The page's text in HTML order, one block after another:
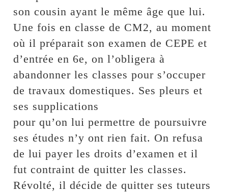
son cousin ayant le même âge que lui.
Une fois en classe de CM2, au moment
où il préparait son examen de CEPE et
d’entrée en 6e, on l’obligera à
abandonner les classes pour s’occuper
de travaux domestiques. Ses pleurs et
ses supplications
pour qu’on lui permettre de poursuivre
ses études n’y ont rien fait. On refusa
de lui payer les droits d’examen et il
fut contraint de quitter les classes.
Révolté, il décide de quitter ses tuteurs